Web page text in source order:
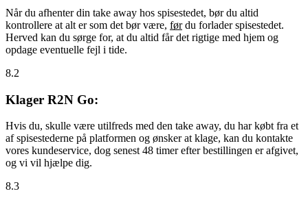
Når du afhenter din take away hos spisestedet, bør du altid
kontrollere at alt er som det bør være, førdu forlader spisestedet.
Herved kan du sørge for, at du altid får det rigtige med hjem og
opdage eventuelle fejl i tide.
8.2
Klager R2N Go:
Hvis du, skulle være utilfreds med den take away, du har købt fra et
af spisestederne på platformen og ønsker at klage, kan du kontakte
vores kundeservice, dog senest 48 timer efter bestillingen er afgivet,
og vi vil hjælpe dig.
8.3